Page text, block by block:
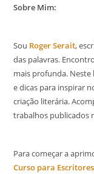
Sobre Mim:
Sou Roger Serait,
das palavras.
mais profunda.
e dicas para inspirar
criação literária.
trabalhos publicados
Para começar a
Curso para Escritores